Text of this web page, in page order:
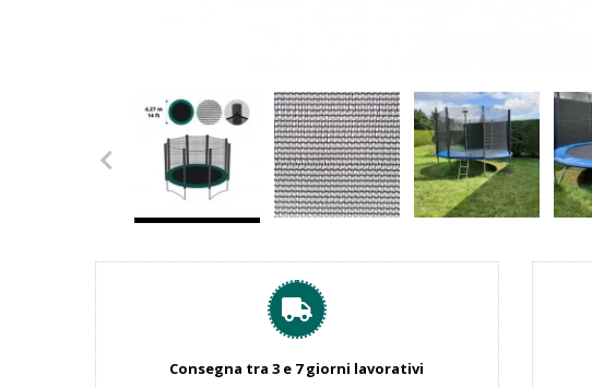
Consegna tra 3 e 7 giorni lavorativi